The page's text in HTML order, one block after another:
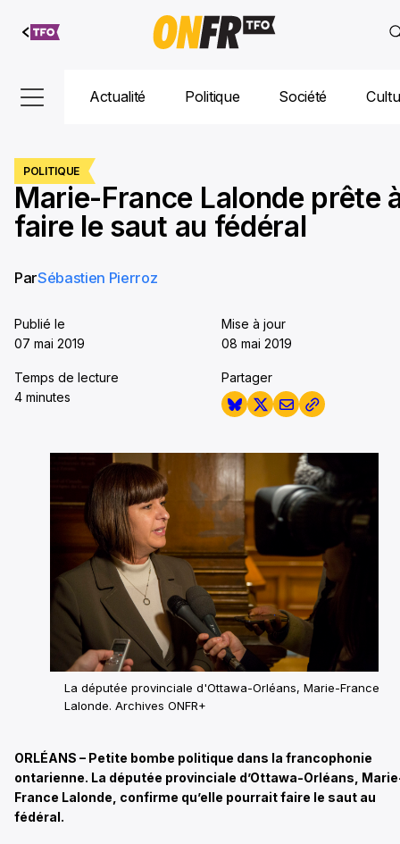
Aller au
contenu
Actualité Politique Société
POLITIQUE
Marie-France Lalonde prête
faire le saut au fédéral
ParSébastien Pierroz
Publié le
07 mai 2019
Mise à jour
08 mai 2019
Temps de lecture
4 minutes
Partager
La députée provinciale d'Ottawa-Orléans, Marie-France
Lalonde. Archives ONFR+
ORLÉANS – Petite bombe politique dans la francophonie
ontarienne. La députée provinciale d’Ottawa-Orléans,
France Lalonde, confirme qu’elle pourrait faire le saut au
fédéral.